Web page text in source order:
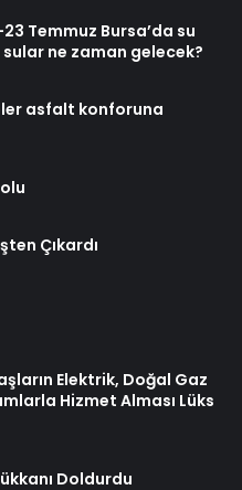
Temmuz Bursa’da su
ne zaman gelecek?
asfalt konforuna
Çıkardı
Elektrik, Doğal Gaz
Hizmet Alması Lüks
Doldurdu